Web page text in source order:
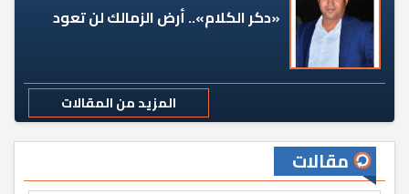
«دكر الكلام».. أرض الزمالك لن تعود
المزيد من المقالات
مقالات